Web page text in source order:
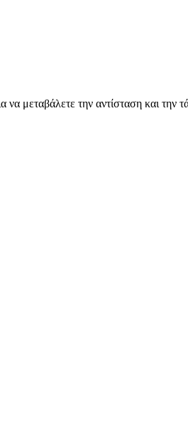
να μεταβάλετε την αντίσταση και